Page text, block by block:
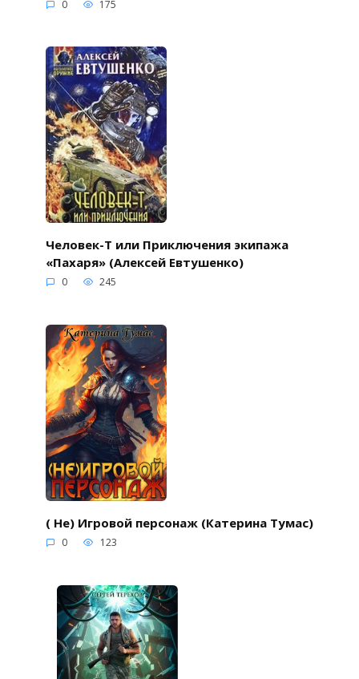
0 175
Человек-Т или Приключения экипажа
«Пахаря» (Алексей Евтушенко)
0 245
( Не) Игровой персонаж (Катерина Тумас)
0 123